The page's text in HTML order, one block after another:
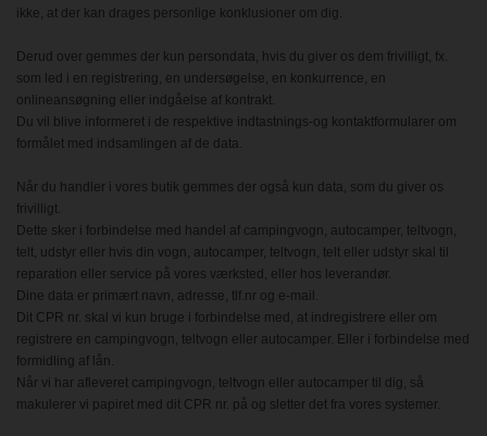
ikke, at der kan drages personlige konklusioner om dig.
Derud over gemmes der kun persondata, hvis du giver os dem frivilligt, fx.
som led i en registrering, en undersøgelse, en konkurrence, en
onlineansøgning eller indgåelse af kontrakt.
Du vil blive informeret i de respektive indtastnings-og kontaktformularer om
formålet med indsamlingen af de data.
Når du handler i vores butik gemmes der også kun data, som du giver os
frivilligt.
Dette sker i forbindelse med handel af campingvogn, autocamper, teltvogn,
telt, udstyr eller hvis din vogn, autocamper, teltvogn, telt eller udstyr skal til
reparation eller service på vores værksted, eller hos leverandør.
Dine data er primært navn, adresse, tlf.nr og e-mail.
Dit CPR nr. skal vi kun bruge i forbindelse med, at indregistrere eller om
registrere en campingvogn, teltvogn eller autocamper. Eller i forbindelse med
formidling af lån.
Når vi har afleveret campingvogn, teltvogn eller autocamper til dig, så
makulerer vi papiret med dit CPR nr. på og sletter det fra vores systemer.